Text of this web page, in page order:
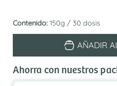
Contenido: 150g / 30 dosis
cacao
150g
cantidad
AÑADIR
Ahorra con nuestros